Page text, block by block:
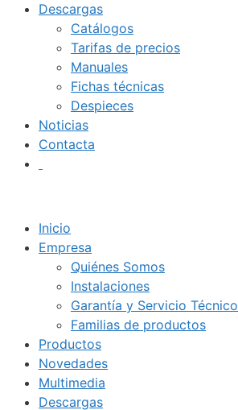
Descargas
Catálogos
Tarifas de precios
Manuales
Fichas técnicas
Despieces
Noticias
Contacta
Inicio
Empresa
Quiénes Somos
Instalaciones
Garantía y Servicio Técnico
Familias de productos
Productos
Novedades
Multimedia
Descargas